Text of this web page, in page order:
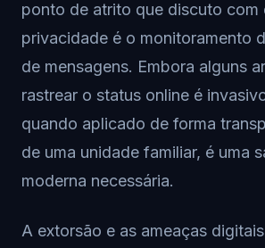
ponto de atrito que discuto com
privacidade é o monitoramento
de mensagens. Embora alguns
rastrear o status online é
quando aplicado de forma
de uma unidade familiar, é uma
moderna necessária.
A extorsão e as ameaças